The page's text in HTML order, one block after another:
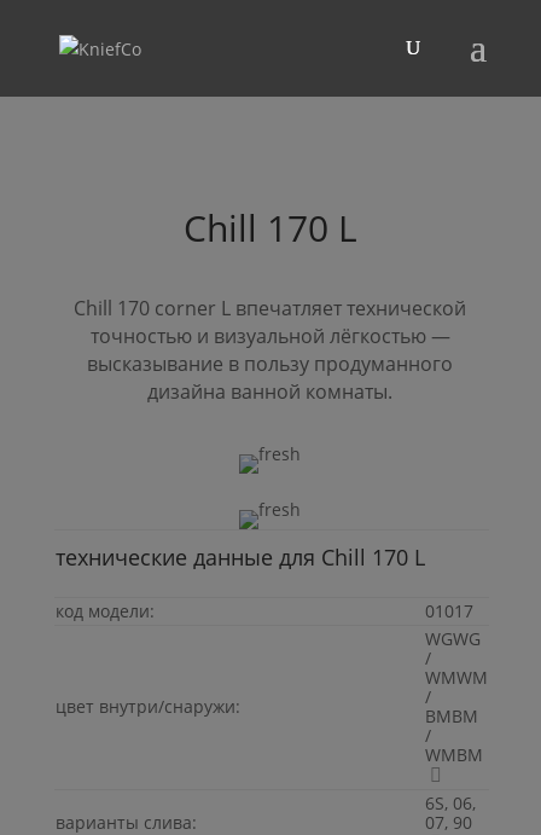
Chill 170 L
Chill 170 corner L впечатляет технической
точностью и визуальной лёгкостью —
высказывание в пользу продуманного
дизайна ванной комнаты.
технические данные для Chill 170 L
код модели: 01017
цвет внутри/снаружи:
WGWG
/
WMWM
/
BMBM
/
WMBM
варианты слива:
6S, 06,
07, 90